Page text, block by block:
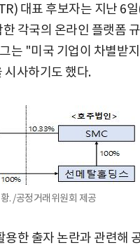
대표 후보자는 지난 6
각국의 온라인 플랫폼
는 "미국 기업이 차별받
시사하기도 했다.
. /공정거래위원회 제공
한 출자 논란과 관련해